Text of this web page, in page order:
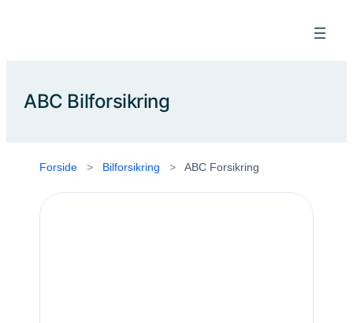
ABC Bilforsikring
Forside > Bilforsikring > ABC Forsikring